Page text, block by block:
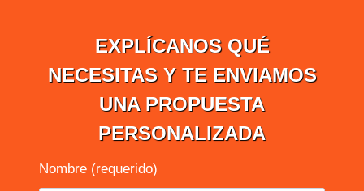
EXPLÍCANOS QUÉ
NECESITAS Y TE ENVIAMOS
UNA PROPUESTA
PERSONALIZADA
Nombre (requerido)